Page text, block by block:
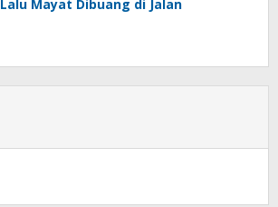
Lalu Mayat Dibuang di Jalan